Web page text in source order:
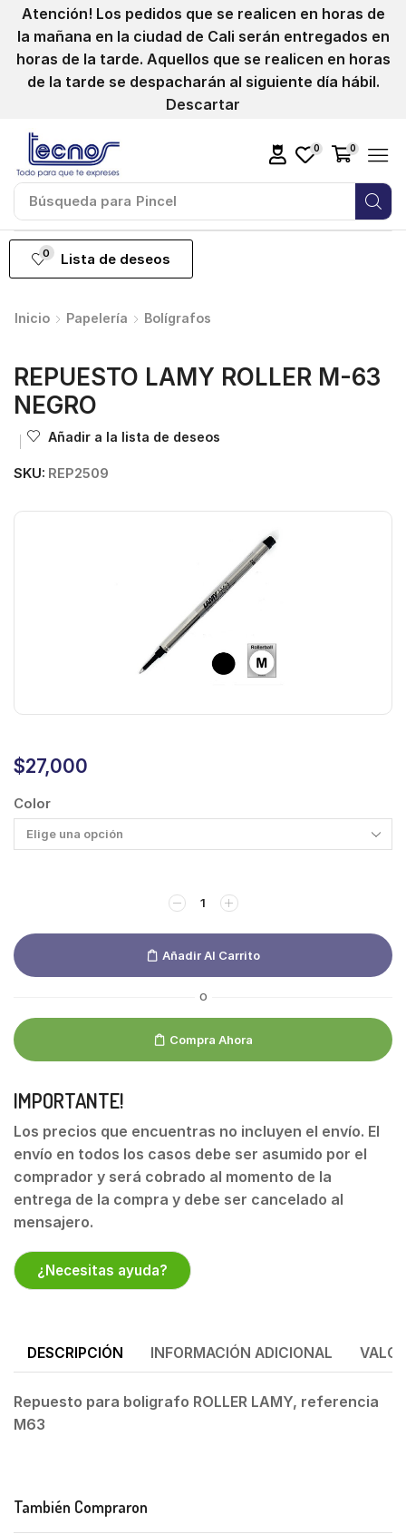
Atención! Los pedidos que se realicen en horas de
la mañana en la ciudad de Cali serán entregados en
horas de la tarde. Aquellos que se realicen en horas
de la tarde se despacharán al siguiente día hábil.
Descartar
Búsqueda para Pincel
0 0
0 Lista de deseos
Inicio Papelería Bolígrafos
REPUESTO LAMY ROLLER M-63
NEGRO
Añadir a la lista de deseos
SKU: REP2509
$27,000
Color
Añadir Al Carrito
O
Compra Ahora
IMPORTANTE!
Los precios que encuentras no incluyen el envío. El
envío en todos los casos debe ser asumido por el
comprador y será cobrado al momento de la
entrega de la compra y debe ser cancelado al
mensajero.
¿Necesitas ayuda?
DESCRIPCIÓN INFORMACIÓN ADICIONAL
Repuesto para boligrafo ROLLER LAMY, referencia
M63
También Compraron